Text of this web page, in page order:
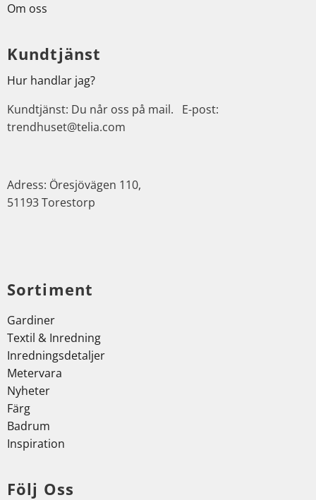
Om oss
Kundtjänst
Hur handlar jag?
Kundtjänst: Du når oss på mail. E-post:
trendhuset@telia.com
Adress: Öresjövägen 110,
51193 Torestorp
Sortiment
Gardiner
Textil & Inredning
Inredningsdetaljer
Metervara
Nyheter
Färg
Badrum
Inspiration
Följ Oss